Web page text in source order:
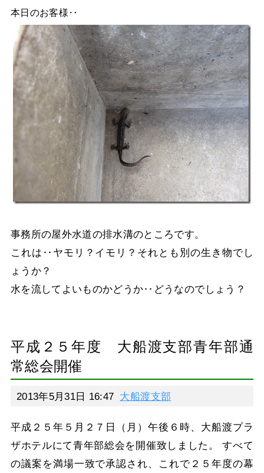
本日のお客様‥
事務所の屋外水道の排水溝のところです。
これは‥ヤモリ？イモリ？それとも別の生き物でし
ょうか？
水を流してよいものかどうか‥どうなのでしょう？
平成２５年度 大船渡支部青年部通
常総会開催
2013年5月31日 16:47 大船渡支部
平成２５年５月２７日（月）午後６時、大船渡プラ
ザホテルにて青年部総会を開催致しました。 すべて
の議案を満場一致で承認され、これで２５年度の幕